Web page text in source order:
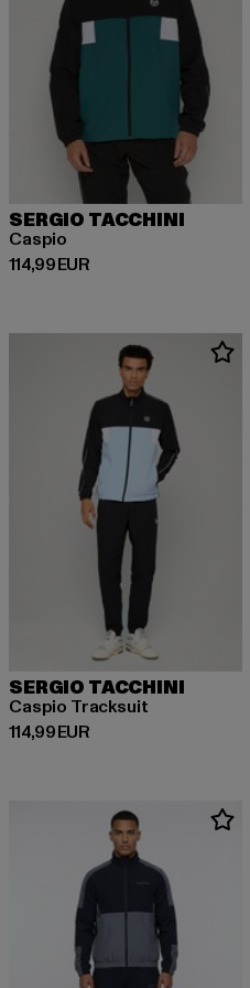
SERGIO TACCHINI
Caspio
114,99 EUR
Prix courant: 114,99 EUR
SERGIO TACCHINI
Caspio Tracksuit
114,99 EUR
Prix courant: 114,99 EUR